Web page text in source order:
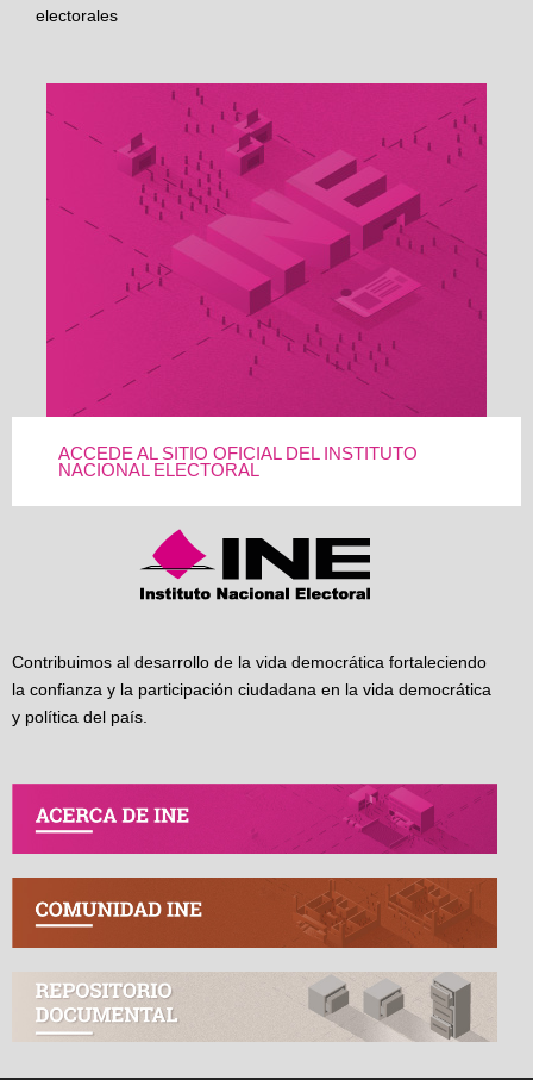
electorales
ACCEDE AL SITIO OFICIAL DEL INSTITUTO
NACIONAL ELECTORAL
Contribuimos al desarrollo de la vida democrática fortaleciendo
la confianza y la participación ciudadana en la vida democrática
y política del país.